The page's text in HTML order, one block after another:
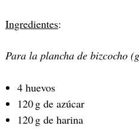
Ingredientes:
Para la plancha de bizcocho
4 huevos
120 g de azúcar
120 g de harina